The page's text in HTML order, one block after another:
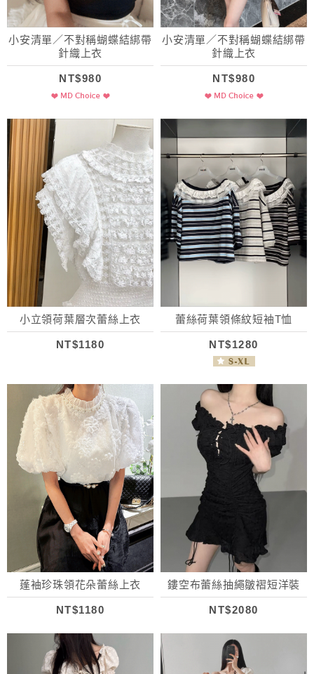
小安清單／不對稱蝴蝶結綁帶
針織上衣
NT$980
小安清單／不對稱蝴蝶結綁帶
針織上衣
NT$980
小立領荷葉層次蕾絲上衣
NT$1180
蕾絲荷葉領條紋短袖T恤
NT$1280
蓬袖珍珠領花朵蕾絲上衣
NT$1180
鏤空布蕾絲抽繩皺褶短洋裝
NT$2080